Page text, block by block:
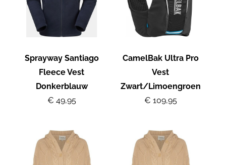
Sprayway Santiago
Fleece Vest
Donkerblauw
€ 49,95
CamelBak Ultra Pro
Vest
Zwart/Limoengroen
€ 109,95